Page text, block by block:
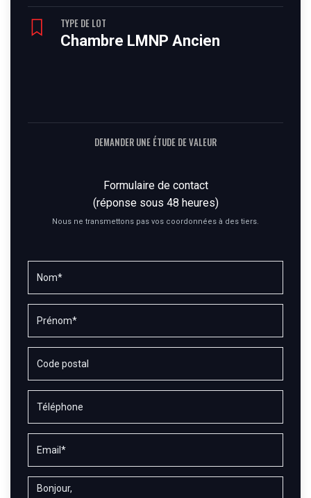
TYPE DE LOT
Chambre LMNP Ancien
DEMANDER UNE ÉTUDE DE VALEUR
Formulaire de contact
(réponse sous 48 heures)
Nous ne transmettons pas vos coordonnées à des tiers.